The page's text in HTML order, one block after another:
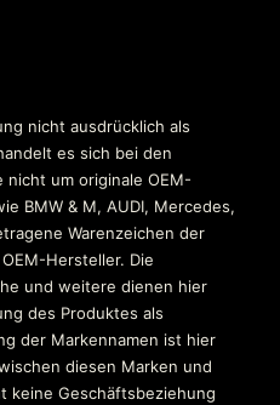
nicht ausdrücklich als
es sich bei den
nicht um originale OEM-
BMW & M, AUDI, Mercedes,
Warenzeichen der
Hersteller. Die
und weitere dienen hier
des Produktes als
der Markennamen ist hier
diesen Marken und
keine Geschäftsbeziehung